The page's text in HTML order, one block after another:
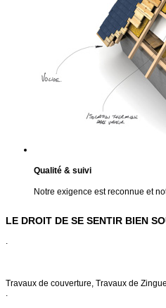
Qualité & suivi
Notre exigence est reconnue et
LE DROIT DE SE SENTIR BIEN
Travaux de couverture, Travaux de